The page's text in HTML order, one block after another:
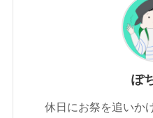
ぽ
休日にお祭を追いか